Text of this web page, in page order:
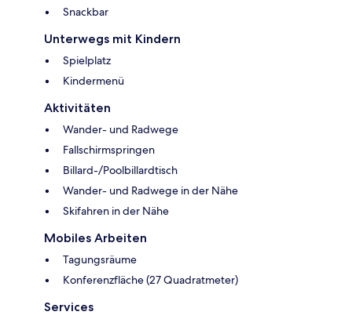
Snackbar
Unterwegs mit Kindern
Spielplatz
Kindermenü
Aktivitäten
Wander- und Radwege
Fallschirmspringen
Billard-/Poolbillardtisch
Wander- und Radwege in der Nähe
Skifahren in der Nähe
Mobiles Arbeiten
Tagungsräume
Konferenzfläche (27 Quadratmeter)
Services